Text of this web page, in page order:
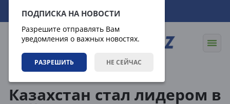
ПОДПИСКА НА НОВОСТИ
Разрешите отправлять Вам
уведомления о важных новостях.
РАЗРЕШИТЬ НЕ СЕЙЧАС
07.08.2026 06:13:21
Казахстан стал лидером в